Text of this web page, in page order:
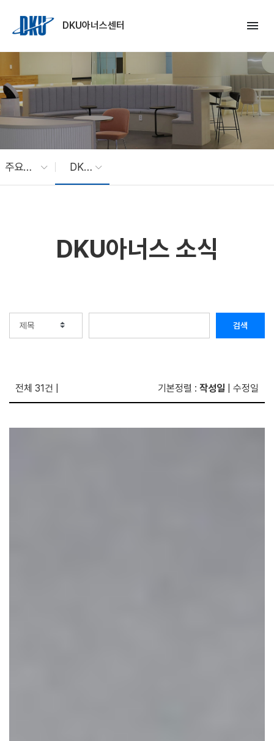
DKU아너스센터
menu
주요사업 DKU아너스 소식
DKU아너스 소식
검색
전체 31건 기본정렬 : 작성일 수정일